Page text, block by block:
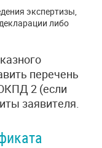
экспертизы,
либо
перечень
2 (если
заявителя.